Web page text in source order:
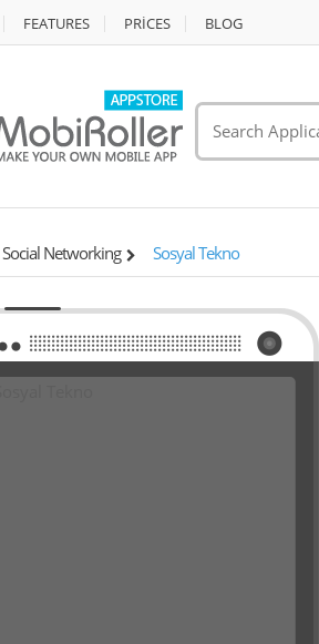
FEATURES PRİCES BLOG
Social Networking Sosyal Tekno